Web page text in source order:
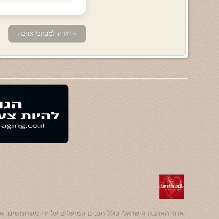
« חזרה למכתבי אהבה
אתר האהבה הישראלי כולל תכנים המועלים על ידי משתמשים.